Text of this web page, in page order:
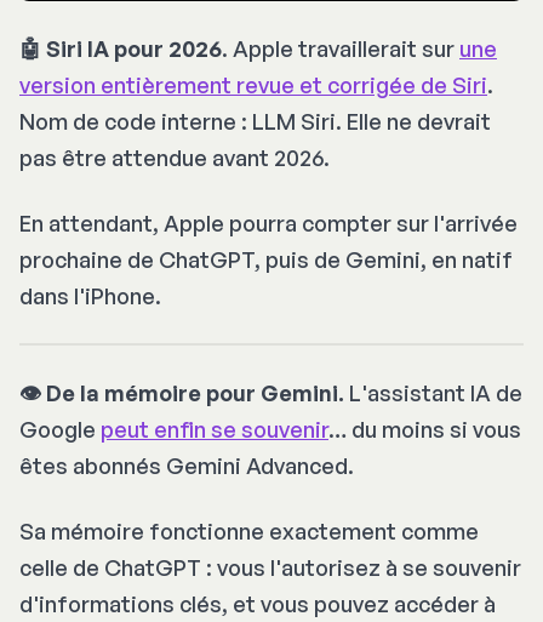
🤖 Siri IA pour 2026. Apple travaillerait sur une
version entièrement revue et corrigée de Siri.
Nom de code interne : LLM Siri. Elle ne devrait
pas être attendue avant 2026.
En attendant, Apple pourra compter sur l'arrivée
prochaine de ChatGPT, puis de Gemini, en natif
dans l'iPhone.
👁 De la mémoire pour Gemini. L'assistant IA de
Google peut enfin se souvenir… du moins si vous
êtes abonnés Gemini Advanced.
Sa mémoire fonctionne exactement comme
celle de ChatGPT : vous l'autorisez à se souvenir
d'informations clés, et vous pouvez accéder à